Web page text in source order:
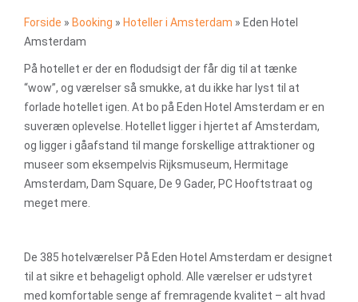
Forside » Booking » Hoteller i Amsterdam » Eden Hotel
Amsterdam
På hotellet er der en flodudsigt der får dig til at tænke
“wow”, og værelser så smukke, at du ikke har lyst til at
forlade hotellet igen. At bo på Eden Hotel Amsterdam er en
suveræn oplevelse. Hotellet ligger i hjertet af Amsterdam,
og ligger i gåafstand til mange forskellige attraktioner og
museer som eksempelvis Rijksmuseum, Hermitage
Amsterdam, Dam Square, De 9 Gader, PC Hooftstraat og
meget mere.
De 385 hotelværelser På Eden Hotel Amsterdam er designet
til at sikre et behageligt ophold. Alle værelser er udstyret
med komfortable senge af fremragende kvalitet – alt hvad